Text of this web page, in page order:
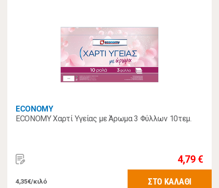
ECONOMY
ECONOMY Χαρτί Υγείας με Άρωμα 3 Φύλλων 10τεμ.
4,79 €
4,35€/κιλό ΣΤΟ ΚΑΛΑΘΙ